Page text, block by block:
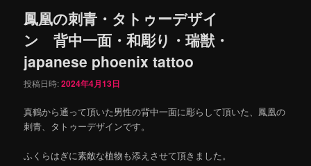
鳳凰の刺青・タトゥーデザイ
ン 背中一面・和彫り・瑞獣・
japanese phoenix tattoo
投稿日時:2024年4月13日
真鶴から通って頂いた男性の背中一面に彫らして頂いた、鳳凰の
刺青、タトゥーデザインです。
ふくらはぎに素敵な植物も添えさせて頂きました。